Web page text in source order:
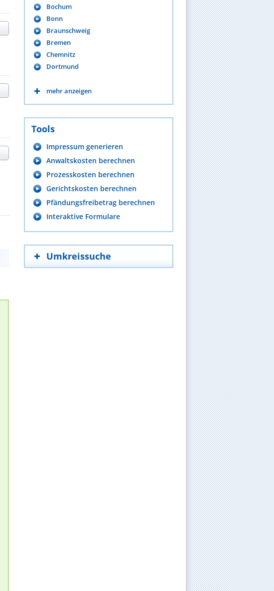
Bochum
Bonn
Braunschweig
Bremen
Chemnitz
Dortmund
mehr anzeigen
Tools
Impressum generieren
Anwaltskosten berechnen
Prozesskosten berechnen
Gerichtskosten berechnen
Pfändungsfreibetrag berechnen
Interaktive Formulare
Umkreissuche